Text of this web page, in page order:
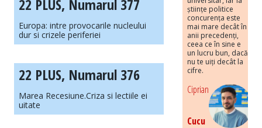
22 PLUS, Numarul 377
Europa: intre provocarile nucleului
dur si crizele periferiei
22 PLUS, Numarul 376
Marea Recesiune.Criza si lectiile ei
uitate
științe politice
concurența este
mai mare decât în
anii precedenți,
ceea ce în sine e
un lucru bun, dacă
nu te uiți decât la
cifre.
Ciprian
Cucu